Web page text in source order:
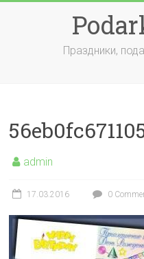
Праздники,
admin
17.03.2016 0